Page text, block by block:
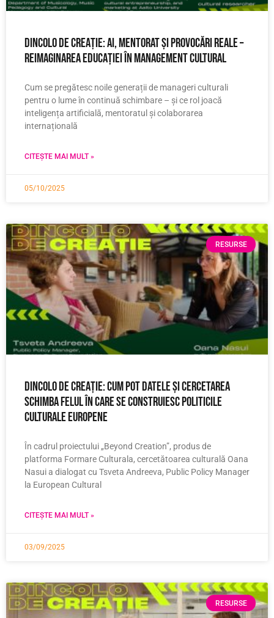
Dincolo de creație: AI, mentorat și provocări reale –
reimaginarea educației în management cultural
Cum se pregătesc noile generații de manageri culturali
pentru o lume în continuă schimbare – și ce rol joacă
inteligența artificială, mentoratul și colaborarea
internațională
CITEȘTE MAI MULT »
05/10/2025
RESURSE
Dincolo de creație: Cum pot datele și cercetarea
schimba felul în care se construiesc politicile
culturale europene
În cadrul proiectului „Beyond Creation”, produs de
platforma Formare Culturala, cercetătoarea culturală Oana
Nasui a dialogat cu Tsveta Andreeva, Public Policy Manager
la European Cultural
CITEȘTE MAI MULT »
03/09/2025
RESURSE